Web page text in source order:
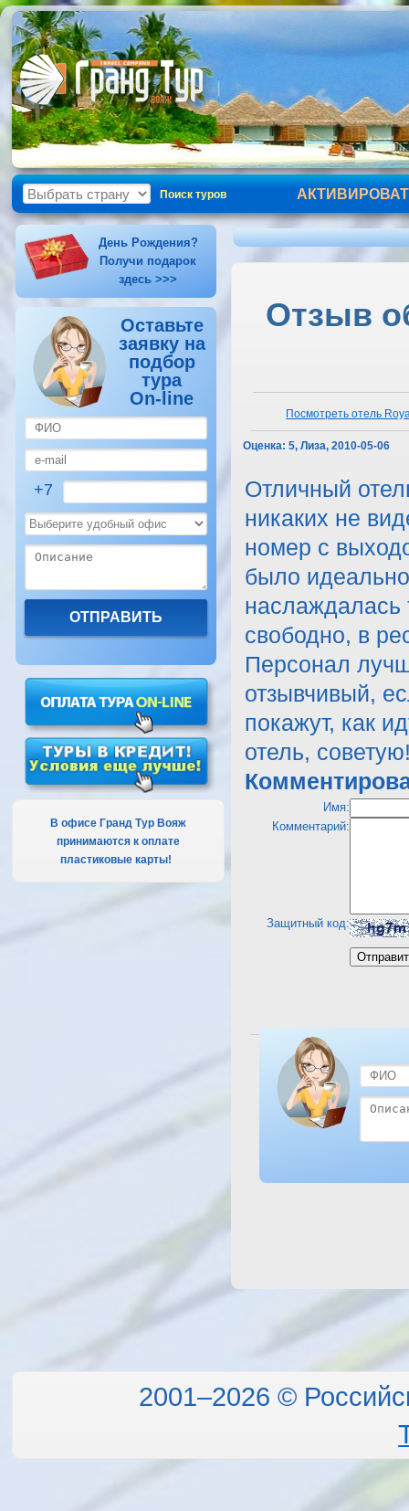
Поиск туров
День Рождения?
Получи подарок
здесь >>>
Оставьте
заявку на
подбор
тура
On-line
+7
В офисе Гранд Тур Вояж
принимаются к оплате
пластиковые карты!
Отзыв
Посмотреть отель
Оценка: 5, Лиза, 2010-05-06
Отличный
никаких не
номер с
было
свободно, в
Персонал
отзывчивый,
покажут, как
отель,
Имя:
Комментарий:
Защитный код:
Посмотреть отель
2001–2026 ©